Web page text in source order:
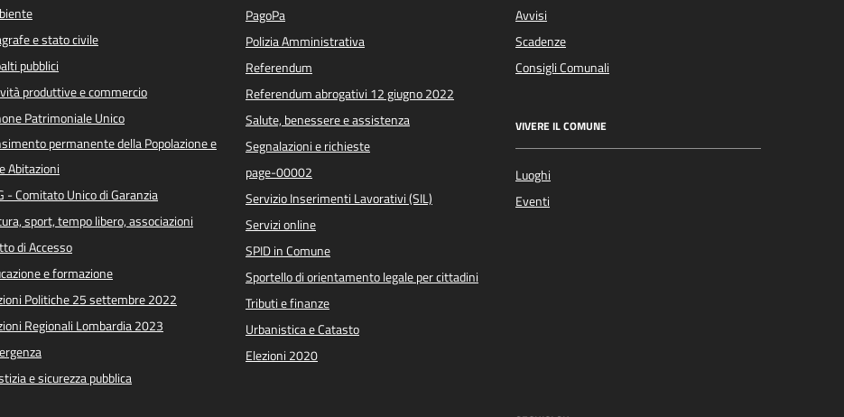
e stato civile
pubblici
produttive e commercio
Patrimoniale Unico
permanente della Popolazione e
Abitazioni
- Comitato Unico di Garanzia
sport, tempo libero, associazioni
di Accesso
e formazione
Politiche 25 settembre 2022
Regionali Lombardia 2023
e sicurezza pubblica
PagoPa
Polizia Amministrativa
Referendum
Referendum abrogativi 12 giugno 2022
Salute, benessere e assistenza
Segnalazioni e richieste
page-00002
Servizio Inserimenti Lavorativi (SIL)
Servizi online
SPID in Comune
Sportello di orientamento legale per cittadini
Tributi e finanze
Urbanistica e Catasto
Elezioni 2020
Avvisi
Scadenze
Consigli Comunali
VIVERE IL COMUNE
Luoghi
Eventi